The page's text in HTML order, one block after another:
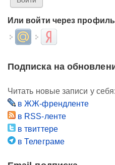
Или войти через
Login with Mail.ruLogin with Яндекс
Подписка на
Читать новые записи у себя:
в ЖЖ-френдленте
в RSS-ленте
в твиттере
в Телеграме